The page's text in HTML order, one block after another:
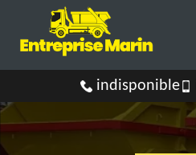
indisponible